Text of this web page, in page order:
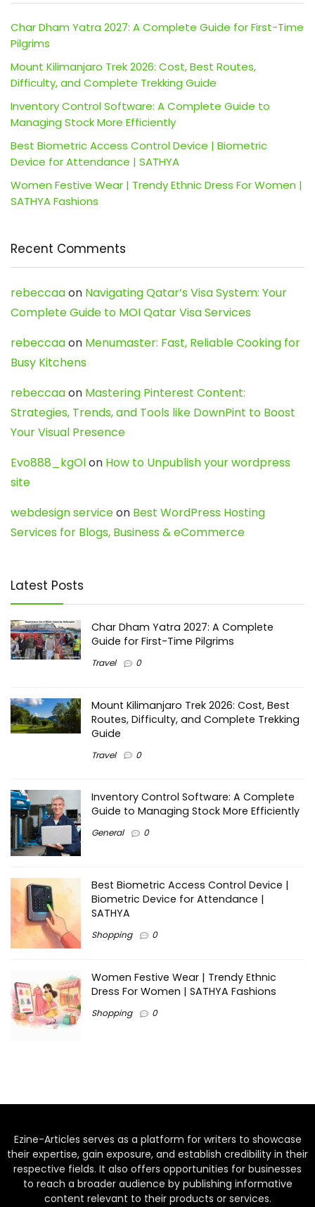
Char Dham Yatra 2027: A Complete Guide for First-Time
Pilgrims
Mount Kilimanjaro Trek 2026: Cost, Best Routes,
Difficulty, and Complete Trekking Guide
Inventory Control Software: A Complete Guide to
Managing Stock More Efficiently
Best Biometric Access Control Device | Biometric
Device for Attendance | SATHYA
Women Festive Wear | Trendy Ethnic Dress For Women |
SATHYA Fashions
Recent Comments
rebeccaaon Navigating Qatar’s Visa System: Your
Complete Guide to MOI Qatar Visa Services
rebeccaaon Menumaster: Fast, Reliable Cooking for
Busy Kitchens
rebeccaaon Mastering Pinterest Content:
Strategies, Trends, and Tools like DownPint to Boost
Your Visual Presence
Evo888_kgOlon How to Unpublish your wordpress
site
webdesign serviceon Best WordPress Hosting
Services for Blogs, Business & eCommerce
Latest Posts
Char Dham Yatra 2027: A Complete
Guide for First-Time Pilgrims
Travel 0
Mount Kilimanjaro Trek 2026: Cost, Best
Routes, Difficulty, and Complete Trekking
Guide
Travel 0
Inventory Control Software: A Complete
Guide to Managing Stock More Efficiently
General 0
Best Biometric Access Control Device |
Biometric Device for Attendance |
SATHYA
Shopping 0
Women Festive Wear | Trendy Ethnic
Dress For Women | SATHYA Fashions
Shopping 0
Ezine-Articles serves as a platform for writers to showcase
their expertise, gain exposure, and establish credibility in their
respective fields. It also offers opportunities for businesses
to reach a broader audience by publishing informative
content relevant to their products or services.